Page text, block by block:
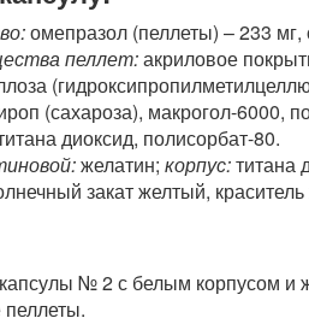
омепразол (пеллеты) – 233
пеллет:акриловое
(сахароза), макрогол-6000,
диоксид, полисорбат-80.
желатин; корпус:титана
закат желтый,
№ 2 с белым корпусом и